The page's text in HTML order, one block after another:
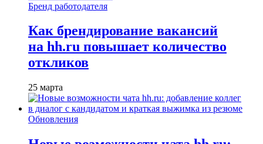
Бренд работодателя
Как брендирование вакансий
на hh.ru повышает количество
откликов
25 марта
Обновления